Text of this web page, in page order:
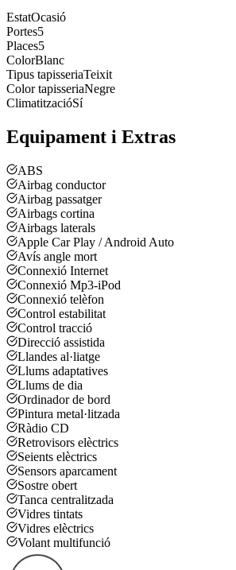
EstatOcasió
Portes5
Places5
ColorBlanc
Tipus tapisseriaTeixit
Color tapisseriaNegre
ClimatitzacióSí
Equipament i Extras
ABS
Airbag conductor
Airbag passatger
Airbags cortina
Airbags laterals
Apple Car Play / Android Auto
Avís angle mort
Connexió Internet
Connexió Mp3-iPod
Connexió telèfon
Control estabilitat
Control tracció
Direcció assistida
Llandes al·liatge
Llums adaptatives
Llums de dia
Ordinador de bord
Pintura metal·litzada
Ràdio CD
Retrovisors elèctrics
Seients elèctrics
Sensors aparcament
Sostre obert
Tanca centralitzada
Vidres tintats
Vidres elèctrics
Volant multifunció